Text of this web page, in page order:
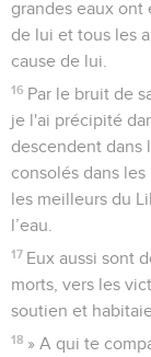
grandes eaux ont
de lui et tous les
cause de lui.
16 Par le bruit de
je l'ai précipité
descendent dans
consolés dans
les meilleurs du
l’eau.
17 Eux aussi sont
morts, vers les
soutien et
18 » A qui te